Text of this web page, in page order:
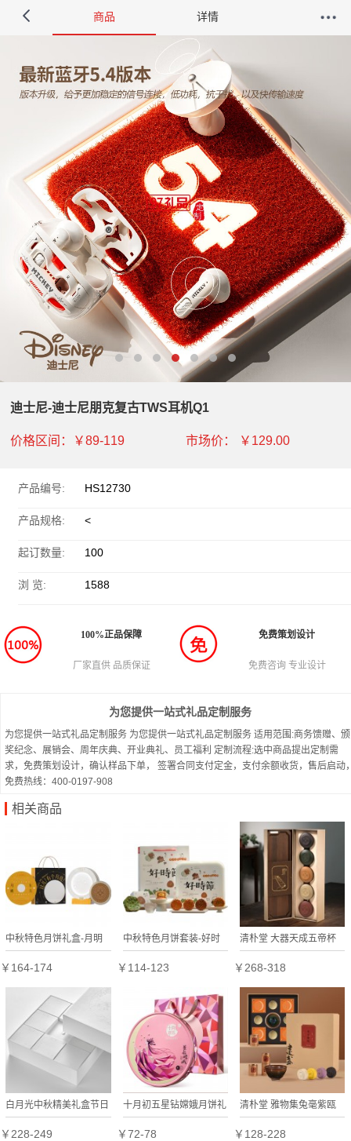
商品 详情
迪士尼-迪士尼朋克复古TWS耳机Q1
价格区间： ￥89-119 市场价： ￥129.00
产品编号: HS12730
产品规格: <
起订数量: 100
浏 览: 1588
100%正品保障
厂家直供 品质保证
免费策划设计
免费咨询 专业设计
为您提供一站式礼品定制服务
为您提供一站式礼品定制服务 为您提供一站式礼品定制服务 适用范围:商务馈赠、颁
奖纪念、展销会、周年庆典、开业典礼、员工福利 定制流程:选中商品提出定制需
求，免费策划设计，确认样品下单， 签署合同支付定金，支付余额收货，售后启动
免费热线：400-0197-908
相关商品
中秋特色月饼礼盒-月明
东方
￥164-174
中秋特色月饼套装-好时
节双层
￥114-123
清朴堂 大器天成五帝杯
紫砂杯宜兴纯手工茶礼套
装礼物年会礼品礼盒定制
￥268-318
白月光中秋精美礼盒节日
礼盒定制
￥228-249
十月初五星钻嫦娥月饼礼
盒
￥72-78
清朴堂 雅物集兔毫紫瓯
建盏茶礼套装非遗传承工
￥128-228